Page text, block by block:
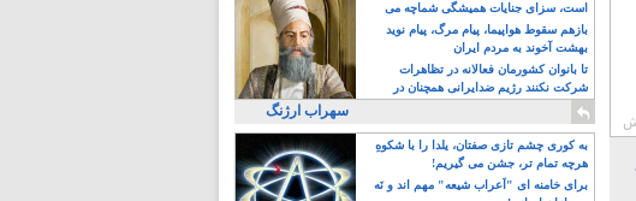
است، سزای جنایات همیشگی شماچه می
تواند باشد؟!
بازهم سقوط هواپیما، پیام مرگ، پیام نوید
بهشت آخوند به مردم ایران
تا بانوان کشورمان فعالانه در تظاهرات
شرکت نکنند رژیم ضدایرانی همچنان در
قدرت باقی خواهدماند
سهراب ارژنگ
به کوری چشم تازی صفتان، یلدا را با شکوهِ
هرچه تمام تر، جشن می گیریم!
برای خامنه ای "اَعراب شیعه" مهم اند و نَه